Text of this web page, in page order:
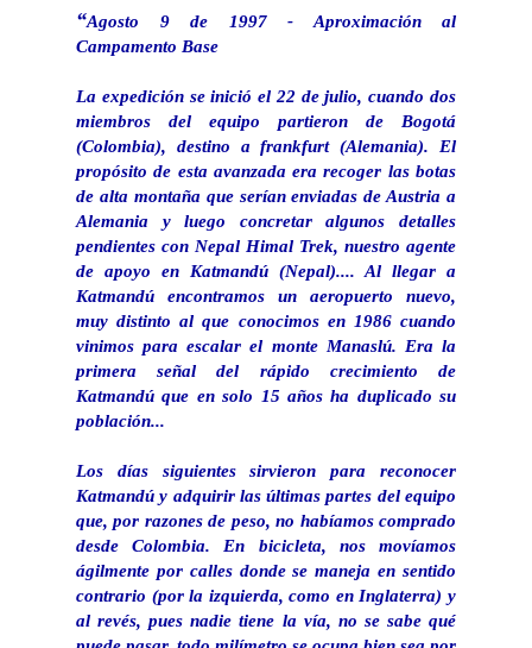
Agosto 9 de 1997 - Aproximación al
Campamento Base
La expedición se inició el 22 de julio, cuando dos
miembros del equipo partieron de Bogotá
(Colombia), destino a frankfurt (Alemania). El
propósito de esta avanzada era recoger las botas
de alta montaña que serían enviadas de Austria a
Alemania y luego concretar algunos detalles
pendientes con Nepal Himal Trek, nuestro agente
de apoyo en Katmandú (Nepal).... Al llegar a
Katmandú encontramos un aeropuerto nuevo,
muy distinto al que conocimos en 1986 cuando
vinimos para escalar el monte Manaslú. Era la
primera señal del rápido crecimiento de
Katmandú que en solo 15 años ha duplicado su
población...
Los días siguientes sirvieron para reconocer
Katmandú y adquirir las últimas partes del equipo
que, por razones de peso, no habíamos comprado
desde Colombia. En bicicleta, nos movíamos
ágilmente por calles donde se maneja en sentido
contrario (por la izquierda, como en Inglaterra) y
al revés, pues nadie tiene la vía, no se sabe qué